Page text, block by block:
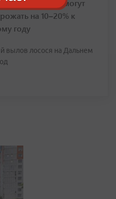
икра и рыба могут
на 10–20% к
году
вылов лосося на Дальнем